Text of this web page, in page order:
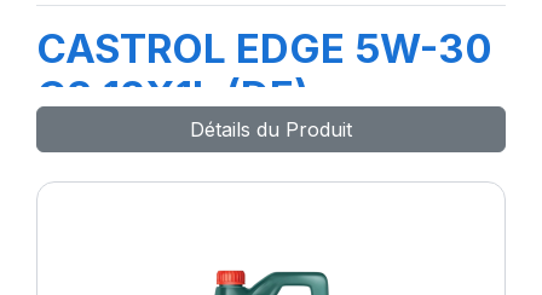
CASTROL EDGE 5W-30
C3 12X1L (DE)
Détails du Produit